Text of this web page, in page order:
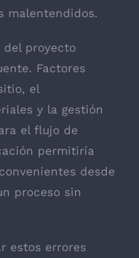
malentendidos.
del proyecto
Factores
el
y la gestión
el flujo de
permitiría
desde
proceso sin
estos errores